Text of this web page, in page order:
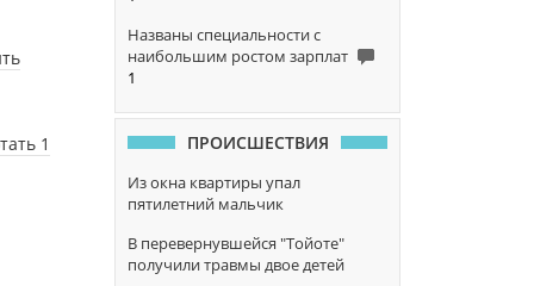
1
Названы специальности с
наибольшим ростом зарплат
1
ПРОИСШЕСТВИЯ
Из окна квартиры упал
пятилетний мальчик
В перевернувшейся "Тойоте"
получили травмы двое детей